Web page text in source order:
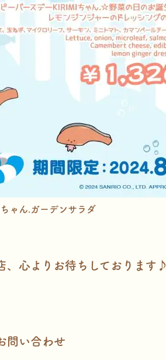
ゃん.ガーデンサラダ
、心よりお待ちしております♪
問い合わせ